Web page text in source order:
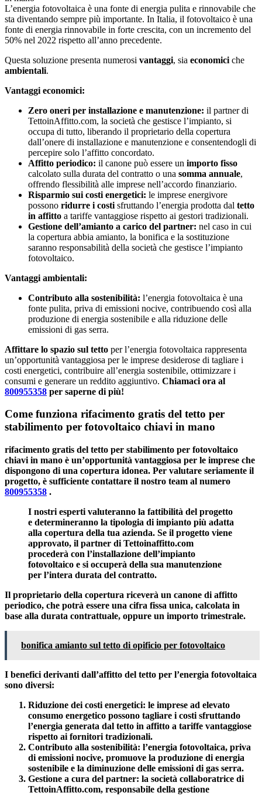
L’energia fotovoltaica è una fonte di energia pulita e rinnovabile che
sta diventando sempre più importante. In Italia, il fotovoltaico è una
fonte di energia rinnovabile in forte crescita, con un incremento del
50% nel 2022 rispetto all’anno precedente.
Questa soluzione presenta numerosi vantaggi, sia economici che
ambientali.
Vantaggi economici:
Zero oneri per installazione e manutenzione: il partner di
TettoinAffitto.com, la società che gestisce l’impianto, si
occupa di tutto, liberando il proprietario della copertura
dall’onere di installazione e manutenzione e consentendogli di
percepire solo l’affitto concordato.
Affitto periodico: il canone può essere un importo fisso
calcolato sulla durata del contratto o una somma annuale,
offrendo flessibilità alle imprese nell’accordo finanziario.
Risparmio sui costi energetici: le imprese energivore
possono ridurre i costi sfruttando l’energia prodotta dal tetto
in affitto a tariffe vantaggiose rispetto ai gestori tradizionali.
Gestione dell’amianto a carico del partner: nel caso in cui
la copertura abbia amianto, la bonifica e la sostituzione
saranno responsabilità della società che gestisce l’impianto
fotovoltaico.
Vantaggi ambientali:
Contributo alla sostenibilità: l’energia fotovoltaica è una
fonte pulita, priva di emissioni nocive, contribuendo così alla
produzione di energia sostenibile e alla riduzione delle
emissioni di gas serra.
Affittare lo spazio sul tetto per l’energia fotovoltaica rappresenta
un’opportunità vantaggiosa per le imprese desiderose di tagliare i
costi energetici, contribuire all’energia sostenibile, ottimizzare i
consumi e generare un reddito aggiuntivo. Chiamaci ora al
800955358 per saperne di più!
Come funziona rifacimento gratis del tetto per
stabilimento per fotovoltaico chiavi in mano
rifacimento gratis del tetto per stabilimento per fotovoltaico
chiavi in mano è un’opportunità vantaggiosa per le imprese che
dispongono di una copertura idonea. Per valutare seriamente il
progetto, è sufficiente contattare il nostro team al numero
800955358 .
I nostri esperti valuteranno la fattibilità del progetto
e determineranno la tipologia di impianto più adatta
alla copertura della tua azienda. Se il progetto viene
approvato, il partner di Tettoinaffitto.com
procederà con l’installazione dell’impianto
fotovoltaico e si occuperà della sua manutenzione
per l’intera durata del contratto.
Il proprietario della copertura riceverà un canone di affitto
periodico, che potrà essere una cifra fissa unica, calcolata in
base alla durata contrattuale, oppure un importo trimestrale.
bonifica amianto sul tetto di opificio per fotovoltaico
I benefici derivanti dall’affitto del tetto per l’energia fotovoltaica
sono diversi:
Riduzione dei costi energetici: le imprese ad elevato
consumo energetico possono tagliare i costi sfruttando
l’energia generata dal tetto in affitto a tariffe vantaggiose
rispetto ai fornitori tradizionali.
Contributo alla sostenibilità: l’energia fotovoltaica, priva
di emissioni nocive, promuove la produzione di energia
sostenibile e la diminuzione delle emissioni di gas serra.
Gestione a cura del partner: la società collaboratrice di
TettoinAffitto.com, responsabile della gestione